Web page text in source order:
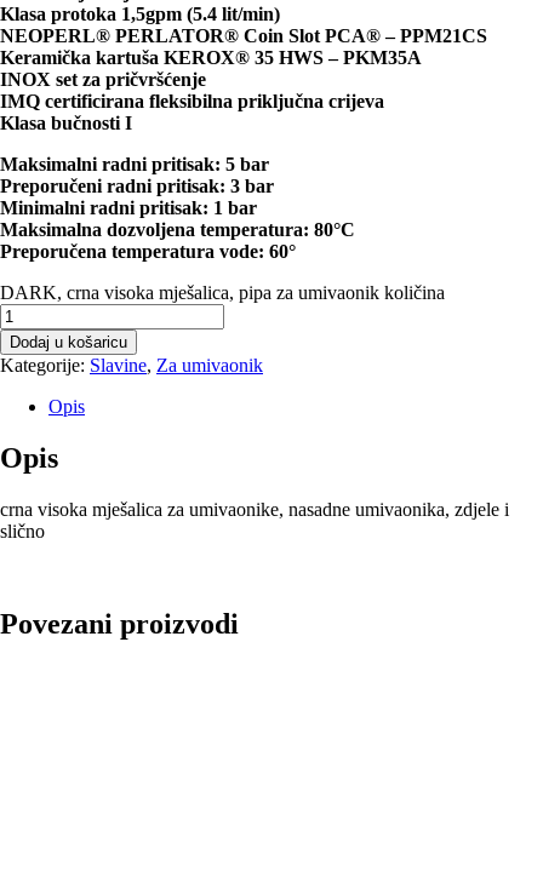
Klasa protoka 1,5gpm (5.4 lit/min)
NEOPERL® PERLATOR® Coin Slot PCA® – PPM21CS
Keramička kartuša KEROX® 35 HWS – PKM35A
INOX set za pričvršćenje
IMQ certificirana fleksibilna priključna crijeva
Klasa bučnosti I
Maksimalni radni pritisak: 5 bar
Preporučeni radni pritisak: 3 bar
Minimalni radni pritisak: 1 bar
Maksimalna dozvoljena temperatura: 80°C
Preporučena temperatura vode: 60°
DARK, crna visoka mješalica, pipa za umivaonik količina
Dodaj u košaricu
Kategorije: Slavine, Za umivaonik
Opis
Opis
crna visoka mješalica za umivaonike, nasadne umivaonika, zdjele i
slično
Povezani proizvodi